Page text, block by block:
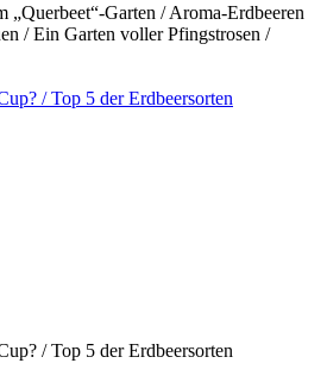
„Querbeet“-Garten /​ Aroma-Erdbeeren
/​ Ein Garten voller Pfingstrosen /​
/​ Top 5 der Erdbeersorten
/​ Top 5 der Erdbeersorten